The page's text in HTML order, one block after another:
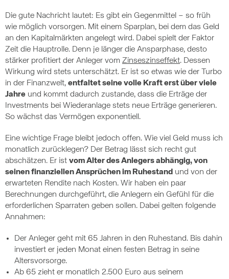
Die gute Nachricht lautet: Es gibt ein Gegenmittel – so früh
wie möglich vorsorgen. Mit einem Sparplan, bei dem das Geld
an den Kapitalmärkten angelegt wird. Dabei spielt der Faktor
Zeit die Hauptrolle. Denn je länger die Ansparphase, desto
stärker profitiert der Anleger vom Zinseszinseffekt. Dessen
Wirkung wird stets unterschätzt. Er ist so etwas wie der Turbo
in der Finanzwelt, entfaltet seine volle Kraft erst über viele
Jahre und kommt dadurch zustande, dass die Erträge der
Investments bei Wiederanlage stets neue Erträge generieren.
So wächst das Vermögen exponentiell.
Eine wichtige Frage bleibt jedoch offen. Wie viel Geld muss ich
monatlich zurücklegen? Der Betrag lässt sich recht gut
abschätzen. Er ist vom Alter des Anlegers abhängig, von
seinen finanziellen Ansprüchen im Ruhestand und von der
erwarteten Rendite nach Kosten. Wir haben ein paar
Berechnungen durchgeführt, die Anlegern ein Gefühl für die
erforderlichen Sparraten geben sollen. Dabei gelten folgende
Annahmen:
Der Anleger geht mit 65 Jahren in den Ruhestand. Bis dahin
investiert er jeden Monat einen festen Betrag in seine
Altersvorsorge.
Ab 65 zieht er monatlich 2.500 Euro aus seinem